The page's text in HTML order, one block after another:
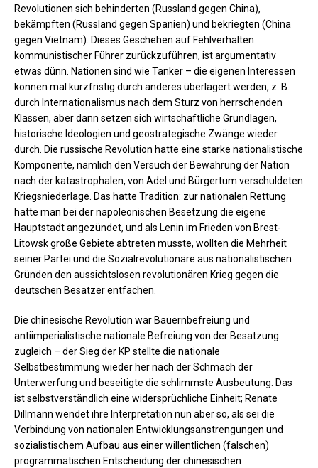
Revolutionen sich behinderten (Russland gegen China),
bekämpften (Russland gegen Spanien) und bekriegten (China
gegen Vietnam). Dieses Geschehen auf Fehlverhalten
kommunistischer Führer zurückzuführen, ist argumentativ
etwas dünn. Nationen sind wie Tanker – die eigenen Interessen
können mal kurzfristig durch anderes überlagert werden, z. B.
durch Internationalismus nach dem Sturz von herrschenden
Klassen, aber dann setzen sich wirtschaftliche Grundlagen,
historische Ideologien und geostrategische Zwänge wieder
durch. Die russische Revolution hatte eine starke nationalistische
Komponente, nämlich den Versuch der Bewahrung der Nation
nach der katastrophalen, von Adel und Bürgertum verschuldeten
Kriegsniederlage. Das hatte Tradition: zur nationalen Rettung
hatte man bei der napoleonischen Besetzung die eigene
Hauptstadt angezündet, und als Lenin im Frieden von Brest-
Litowsk große Gebiete abtreten musste, wollten die Mehrheit
seiner Partei und die Sozialrevolutionäre aus nationalistischen
Gründen den aussichtslosen revolutionären Krieg gegen die
deutschen Besatzer entfachen.
Die chinesische Revolution war Bauernbefreiung und
antiimperialistische nationale Befreiung von der Besatzung
zugleich – der Sieg der KP stellte die nationale
Selbstbestimmung wieder her nach der Schmach der
Unterwerfung und beseitigte die schlimmste Ausbeutung. Das
ist selbstverständlich eine widersprüchliche Einheit; Renate
Dillmann wendet ihre Interpretation nun aber so, als sei die
Verbindung von nationalen Entwicklungsanstrengungen und
sozialistischem Aufbau aus einer willentlichen (falschen)
programmatischen Entscheidung der chinesischen